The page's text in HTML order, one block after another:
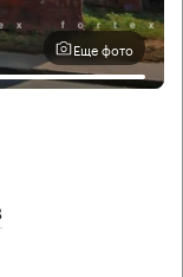
Еще фото